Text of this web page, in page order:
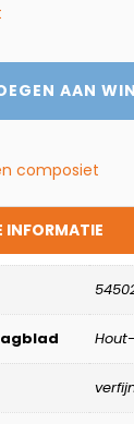
AAN
composiet
INFORMATIE